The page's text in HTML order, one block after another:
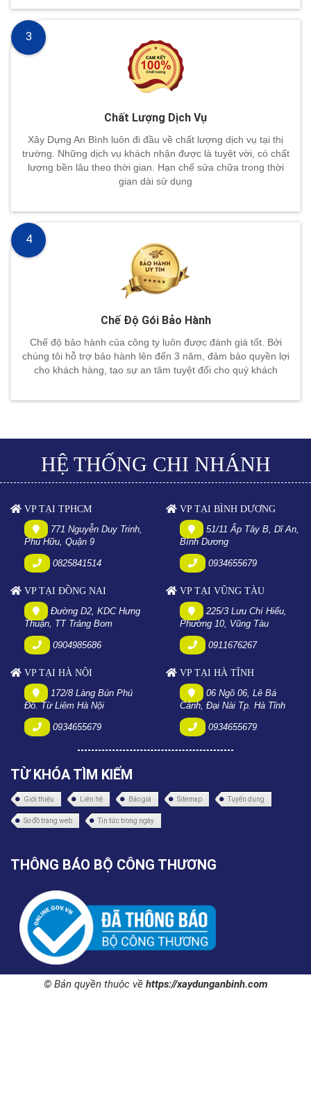
Chất Lượng Dịch Vụ
Xây Dựng An Bình luôn đi đầu về chất lượng dịch vụ tại thị
trường. Những dịch vụ khách nhận được là tuyệt vời, có chất
lượng bền lâu theo thời gian. Hạn chế sửa chữa trong thời
gian dài sử dụng
3
Chế Độ Gói Bảo Hành
Chế độ bảo hành của công ty luôn được đánh giá tốt. Bởi
chúng tôi hỗ trợ bảo hành lên đến 3 năm, đảm bảo quyền lợi
cho khách hàng, tạo sự an tâm tuyệt đối cho quý khách
4
HỆ THỐNG CHI NHÁNH
VP TẠI TPHCM
771 Nguyễn Duy Trinh,
Phú Hữu, Quận 9
0825841514
VP TẠI BÌNH DƯƠNG
51/11 Ấp Tây B, Dĩ An,
Bình Dương
0934655679
VP TẠI ĐỒNG NAI
Đường D2, KDC Hưng
Thuận, TT Trảng Bom
0904985686
VP TẠI VŨNG TÀU
225/3 Lưu Chí Hiếu,
Phường 10, Vũng Tàu
0911676267
VP TẠI HÀ NỘI
172/8 Làng Bún Phú
Đô. Từ Liêm Hà Nội
0934655679
VP TẠI HÀ TĨNH
06 Ngõ 06, Lê Bá
Cảnh, Đại Nài Tp. Hà Tĩnh
0934655679
TỪ KHÓA TÌM KIẾM
Giới thiệu Liên hệ Báo giá Sitemap Tuyển dụng
Sơ đồ trang web Tin tức trong ngày
THÔNG BÁO BỘ CÔNG THƯƠNG
© Bản quyền thuộc về https://xaydunganbinh.com